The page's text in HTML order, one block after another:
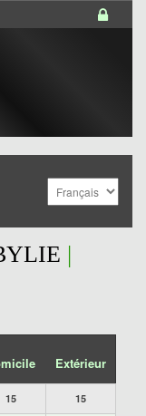
|
Extérieur
15 15